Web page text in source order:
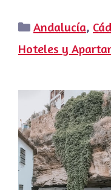
Categorías
Andalucía,
Hoteles y